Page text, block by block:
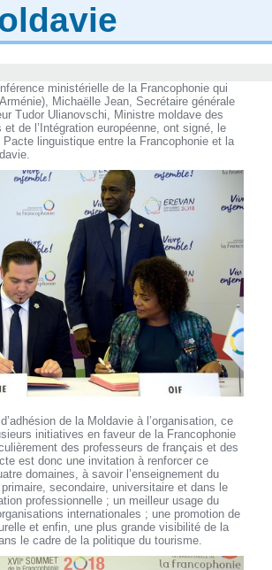
ministérielle de la Francophonie qui
Michaëlle Jean, Secrétaire générale
Tudor Ulianovschi, Ministre moldave des
de l’Intégration européenne, ont signé, le
linguistique entre la Francophonie et la
de la Moldavie à l’organisation, ce
initiatives en faveur de la Francophonie
des professeurs de français et des
est donc une invitation à renforcer ce
domaines, à savoir l’enseignement du
secondaire, universitaire et dans le
professionnelle ; un meilleur usage du
internationales ; une promotion de
et enfin, une plus grande visibilité de la
le cadre de la politique du tourisme.